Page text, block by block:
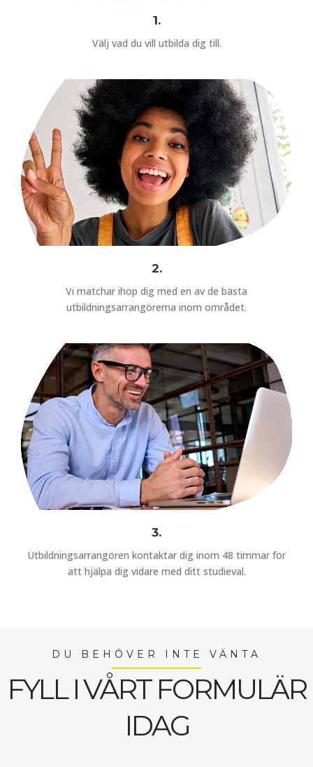
1.
Välj vad du vill utbilda dig till.
2.
Vi matchar ihop dig med en av de bästa
utbildningsarrangörerna inom området.
3.
Utbildningsarrangören kontaktar dig inom 48 timmar för
att hjälpa dig vidare med ditt studieval.
DU BEHÖVER INTE VÄNTA
FYLL I VÅRT FORMULÄR
IDAG